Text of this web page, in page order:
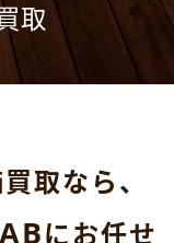
取
取なら、
にお任せ